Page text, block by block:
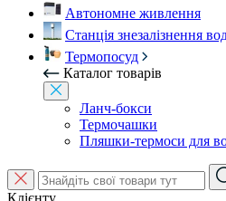
Автономне живлення
Станція знезалізнення
Термопосуд
Каталог товарів
Ланч-бокси
Термочашки
Пляшки-термоси для
Клієнту